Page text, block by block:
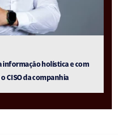
informação holística e com
CISO da companhia